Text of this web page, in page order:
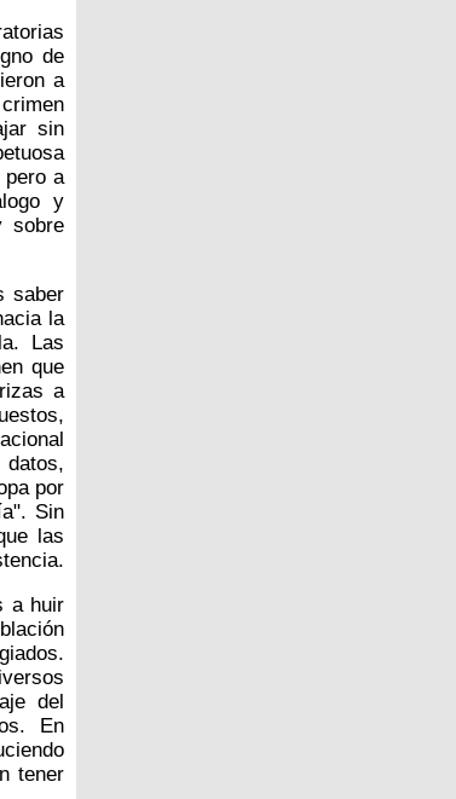
de
a
sin
pero a
y
sobre
saber
la
Las
que
a
por
Sin
las
a huir
del
En
tener